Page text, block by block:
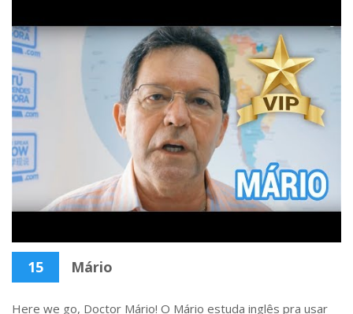
15 Mário
Here we go, Doctor Mário! O Mário estuda inglês pra usar